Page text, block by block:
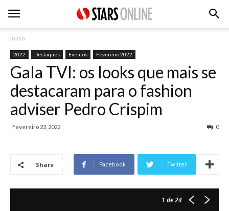
Inicio
2022 Destaques Eventos Fevereiro 2022
Gala TVI: os looks que mais se
destacaram para o fashion
adviser Pedro Crispim
Fevereiro 22, 2022 0
Share Facebook Twitter
1 de 24